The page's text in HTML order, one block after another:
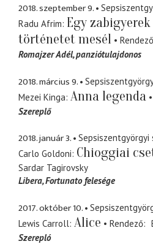
2018. szeptember 9.
Radu Afrim Egy
történetet mesél
Rendező
Romajzer Adél panziótulajdonos
2018. március 9.
Mezei Kinga Anna legenda
Szereplő
2018. január 3.
Sepsiszentgyörgyi
Carlo Goldoni Chioggiai
Sardar Tagirovsky
Libera Fortunato felesége
2017. október 10.
Lewis Carroll Alice Rendező
Szerepló